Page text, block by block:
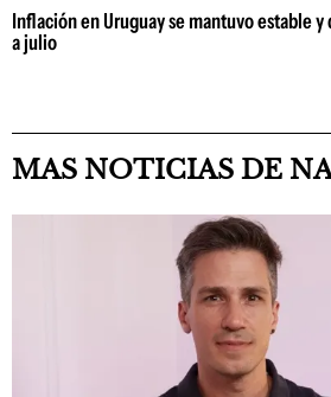
Inflación en Uruguay se mantuvo estable
a julio
MAS NOTICIAS DE